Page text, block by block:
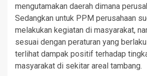
mengutamakan daerah dimana
Sedangkan untuk PPM perusahaan
melakukan kegiatan di masyarakat,
sesuai dengan peraturan yang
terlihat dampak positif terhadap
masyarakat di sekitar areal tambang.